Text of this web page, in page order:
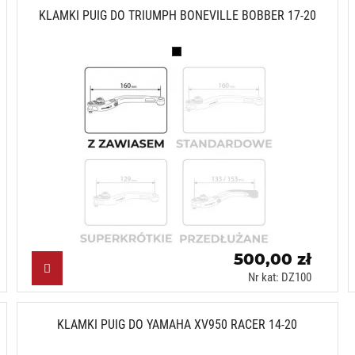
KLAMKI PUIG DO TRIUMPH BONEVILLE BOBBER 17-20
Czarny (N)
500,00 zł
Nr kat: DZ100
KLAMKI PUIG DO YAMAHA XV950 RACER 14-20